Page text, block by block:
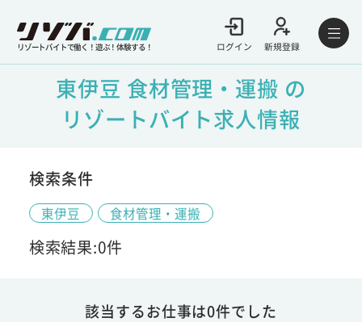
リゾートバイトで働く！遊ぶ！体験する！ ログイン 新規登録
東伊豆 食材管理・運搬 の
リゾートバイト求人情報
検索条件
東伊豆 食材管理・運搬
検索結果:0件
該当するお仕事は0件でした